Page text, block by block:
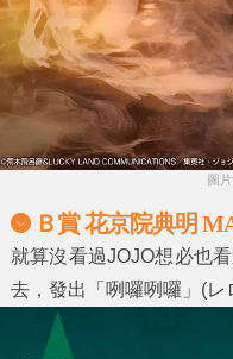
圖
Ｂ賞 花京院典明
就算沒看過JOJO想必也
去，發出「咧囉咧囉」(レ